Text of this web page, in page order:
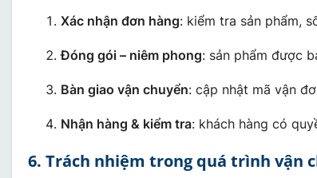
Xác nhận đơn hàng: kiểm tra sản phẩm,
Đóng gói – niêm phong: sản phẩm được
Bàn giao vận chuyển: cập nhật mã vận
Nhận hàng & kiểm tra: khách hàng có
6. Trách nhiệm trong quá trình vận